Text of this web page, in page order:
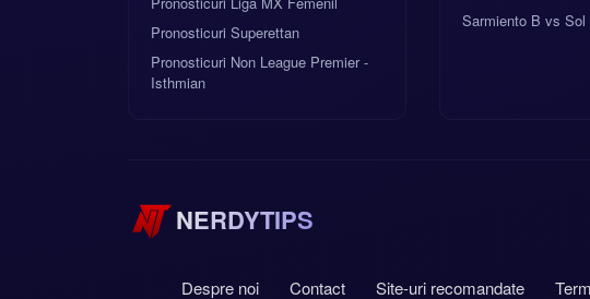
Pronosticuri Superettan
Pronosticuri Non League Premier -
Isthmian
Sarmiento B vs Sol
NERDYTIPS
Despre noi Contact Site-uri recomandate